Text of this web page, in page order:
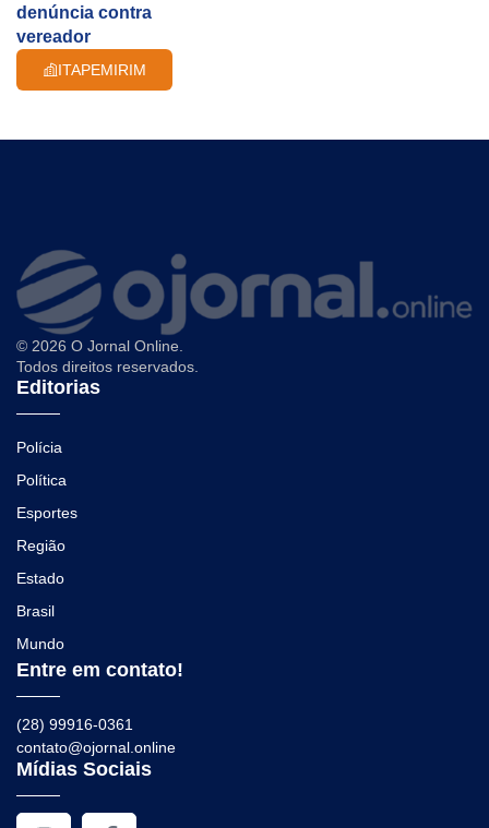
denúncia contra
vereador
ITAPEMIRIM
© 2026 O Jornal Online.
Todos direitos reservados.
Editorias
Polícia
Política
Esportes
Região
Estado
Brasil
Mundo
Entre em contato!
(28) 99916-0361
contato@ojornal.online
Mídias Sociais